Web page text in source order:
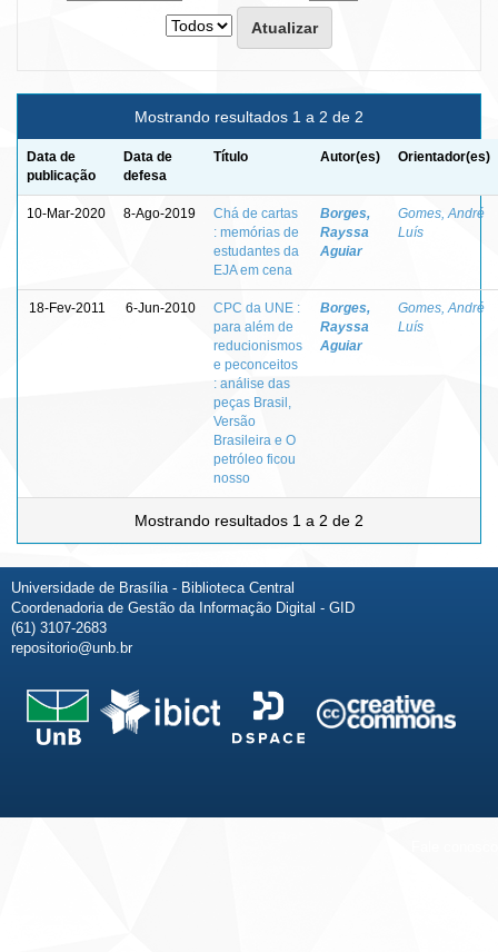
Mostrando resultados 1 a 2 de 2
Data de
publicação
Data de
defesa
Título Autor(es) Orientador(es)
10-Mar-2020 8-Ago-2019
Chá de cartas
: memórias de
estudantes da
EJA em cena
Borges,
Rayssa
Aguiar
Gomes, André
Luís
18-Fev-2011 6-Jun-2010
CPC da UNE :
para além de
reducionismos
e peconceitos
: análise das
peças Brasil,
Versão
Brasileira e O
petróleo ficou
nosso
Borges,
Rayssa
Aguiar
Gomes, André
Luís
Mostrando resultados 1 a 2 de 2
Universidade de Brasília - Biblioteca Central
Coordenadoria de Gestão da Informação Digital - GID
(61) 3107-2683
repositorio@unb.br